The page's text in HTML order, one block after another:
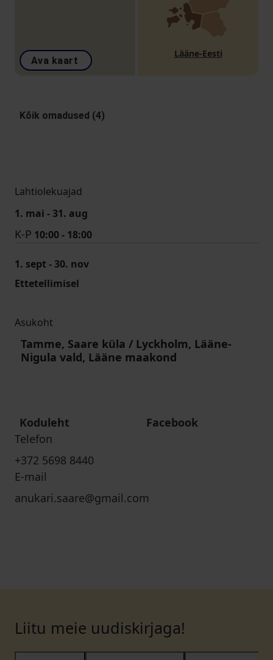
Ava kaart
Lääne-Eesti
Kõik omadused (4)
Lahtiolekuajad
1. mai - 31. aug
K-P 10:00 - 18:00
1. sept - 30. nov
Ettetellimisel
Asukoht
Tamme, Saare küla / Lyckholm, Lääne-
Nigula vald, Lääne maakond
Koduleht
Facebook
Telefon
+372 5698 8440
E-mail
anukari.saare@gmail.com
Liitu meie uudiskirjaga!